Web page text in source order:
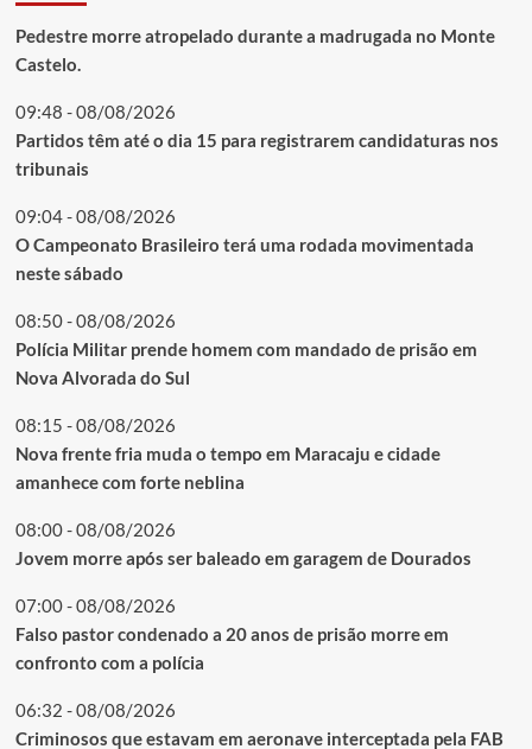
Pedestre morre atropelado durante a madrugada no Monte
Castelo.
09:48 - 08/08/2026
Partidos têm até o dia 15 para registrarem candidaturas nos
tribunais
09:04 - 08/08/2026
O Campeonato Brasileiro terá uma rodada movimentada
neste sábado
08:50 - 08/08/2026
Polícia Militar prende homem com mandado de prisão em
Nova Alvorada do Sul
08:15 - 08/08/2026
Nova frente fria muda o tempo em Maracaju e cidade
amanhece com forte neblina
08:00 - 08/08/2026
Jovem morre após ser baleado em garagem de Dourados
07:00 - 08/08/2026
Falso pastor condenado a 20 anos de prisão morre em
confronto com a polícia
06:32 - 08/08/2026
Criminosos que estavam em aeronave interceptada pela FAB